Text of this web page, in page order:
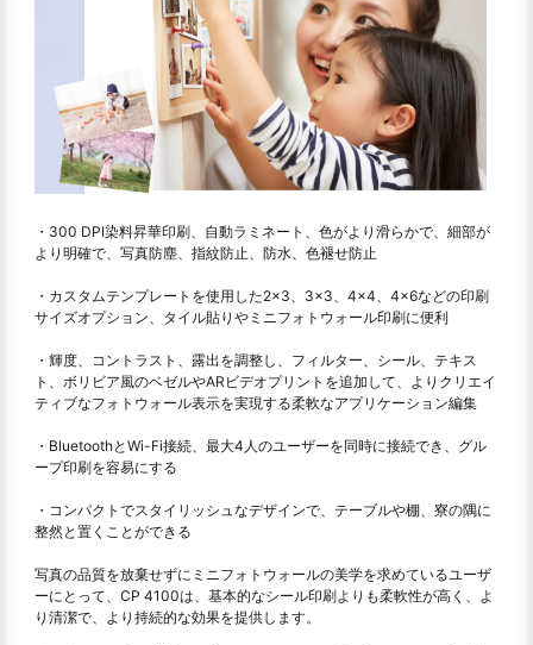
・300 DPI染料昇華印刷、自動ラミネート、色がより滑らかで、細部が
より明確で、写真防塵、指紋防止、防水、色褪せ防止
・カスタムテンプレートを使用した2×3、3×3、4×4、4×6などの印刷
サイズオプション、タイル貼りやミニフォトウォール印刷に便利
・輝度、コントラスト、露出を調整し、フィルター、シール、テキス
ト、ボリビア風のベゼルやARビデオプリントを追加して、よりクリエイ
ティブなフォトウォール表示を実現する柔軟なアプリケーション編集
・BluetoothとWi-Fi接続、最大4人のユーザーを同時に接続でき、グル
ープ印刷を容易にする
・コンパクトでスタイリッシュなデザインで、テーブルや棚、寮の隅に
整然と置くことができる
写真の品質を放棄せずにミニフォトウォールの美学を求めているユーザ
ーにとって、CP 4100は、基本的なシール印刷よりも柔軟性が高く、よ
り清潔で、より持続的な効果を提供します。